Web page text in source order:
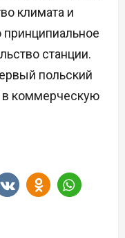
климата и
станции.
польский
в коммерческую